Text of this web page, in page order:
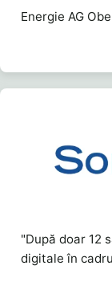
Energie AG
"După doar 12
digitale în